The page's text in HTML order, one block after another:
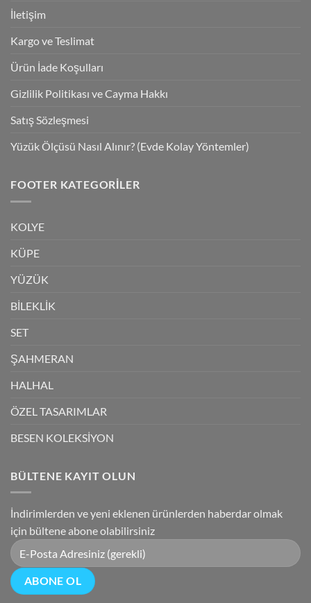
İletişim
Kargo ve Teslimat
Ürün İade Koşulları
Gizlilik Politikası ve Cayma Hakkı
Satış Sözleşmesi
Yüzük Ölçüsü Nasıl Alınır? (Evde Kolay Yöntemler)
FOOTER KATEGORILER
KOLYE
KÜPE
YÜZÜK
BİLEKLİK
SET
ŞAHMERAN
HALHAL
ÖZEL TASARIMLAR
BESEN KOLEKSİYON
BÜLTENE KAYIT OLUN
İndirimlerden ve yeni eklenen ürünlerden haberdar olmak
için bültene abone olabilirsiniz